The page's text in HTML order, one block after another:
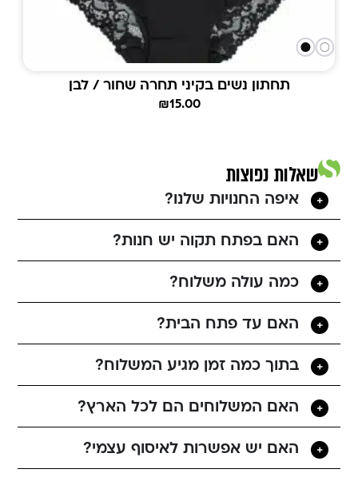
תחתון נשים בקיני תחרה שחור / לבן
₪15.00
שאלות נפוצות
איפה החנויות שלנו?
האם בפתח תקוה יש חנות?
כמה עולה משלוח?
האם עד פתח הבית?
בתוך כמה זמן מגיע המשלוח?
האם המשלוחים הם לכל הארץ?
האם יש אפשרות לאיסוף עצמי?